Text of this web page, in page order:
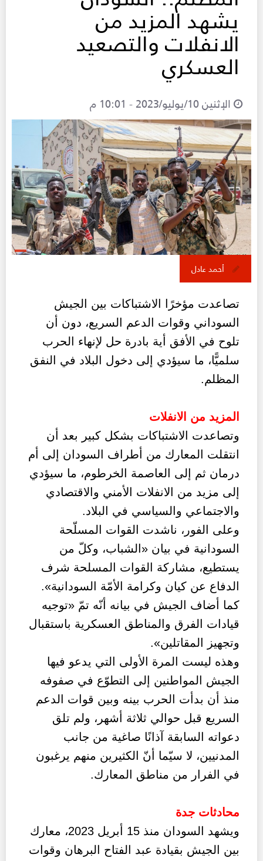
يشهد المزيد من
الانفلات والتصعيد
العسكري
الإثنين 10/يوليو/2023 - 10:01 م
أحمد عادل
تصاعدت مؤخرًا الاشتباكات بين الجيش
السوداني وقوات الدعم السريع، دون أن
تلوح في الأفق أية بادرة حل لإنهاء الحرب
سلميًّا، ما سيؤدي إلى دخول البلاد في النفق
المظلم.
المزيد من الانفلات
وتصاعدت الاشتباكات بشكل كبير بعد أن
انتقلت المعارك من أطراف السودان إلى أم
درمان ثم إلى العاصمة الخرطوم، ما سيؤدي
إلى مزيد من الانفلات الأمني والاقتصادي
والاجتماعي والسياسي في البلاد.
وعلى الفور، ناشدت القوات المسلّحة
السودانية في بيان «الشباب، وكلّ من
يستطيع، مشاركة القوات المسلحة شرف
الدفاع عن كيان وكرامة الأمّة السودانية».
كما أضاف الجيش في بيانه أنّه تمّ «توجيه
قيادات الفرق والمناطق العسكرية باستقبال
وتجهيز المقاتلين».
وهذه ليست المرة الأولى التي يدعو فيها
الجيش المواطنين إلى التطوّع في صفوفه
منذ أن بدأت الحرب بينه وبين قوات الدعم
السريع قبل حوالي ثلاثة أشهر، ولم تلق
دعواته السابقة آذانًا صاغية من جانب
المدنيين، لا سيّما أنّ الكثيرين منهم يرغبون
في الفرار من مناطق المعارك.
محادثات جدة
ويشهد السودان منذ 15 أبريل 2023، معارك
بين الجيش بقيادة عبد الفتاح البرهان وقوات